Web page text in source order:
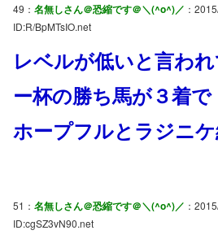
49： 名無しさん＠恐縮です＠＼(^o^)／ ：
ID:R/BpMTsIO.net
レベルが低いと言わ
ー杯の勝ち馬が３着で
ホープフルとラジニ
51： 名無しさん＠恐縮です＠＼(^o^)／ ：
ID:cgSZ3vN90.net